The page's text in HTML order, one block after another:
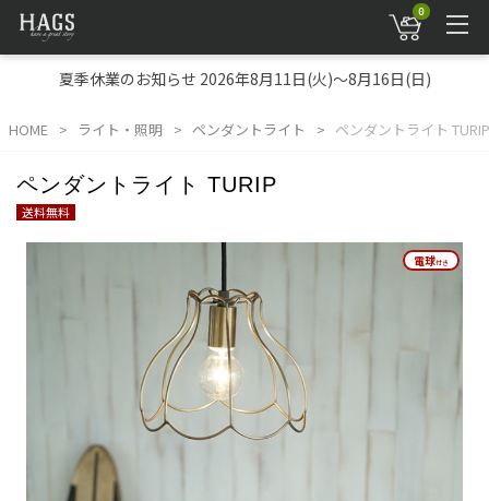
0
夏季休業のお知らせ 2026年8月11日(火)～8月16日(日)
HOME ライト・照明 ペンダントライト ペンダントライト TURIP
ペンダントライト TURIP
送料無料
電球付き
電球付き